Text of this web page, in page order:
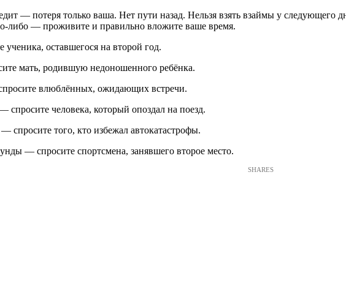
— потеря только ваша. Нет пути назад. Нельзя взять взаймы у
либо — проживите и правильно вложите ваше время.
оставшегося на второй год.
мать, родившую недоношенного ребёнка.
влюблённых, ожидающих встречи.
человека, который опоздал на поезд.
того, кто избежал автокатастрофы.
— спросите спортсмена, занявшего второе место.